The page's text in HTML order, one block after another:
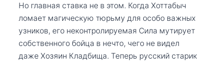
Но главная ставка не в этом. Когда Хоттабыч
ломает магическую тюрьму для особо важных
узников, его неконтролируемая Сила мутирует
собственного бойца в нечто, чего не видел
даже Хозяин Кладбища. Теперь русский старик